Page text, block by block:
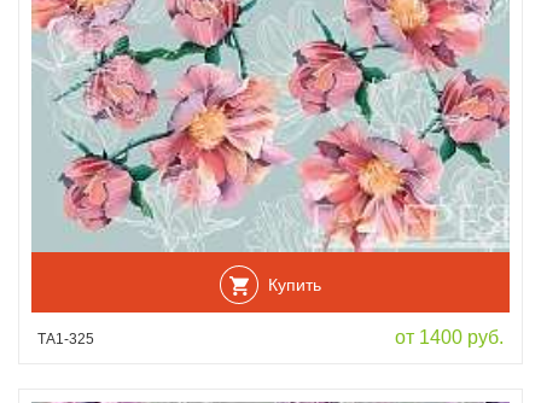
Купить
ТА1-325 от 1400 руб.